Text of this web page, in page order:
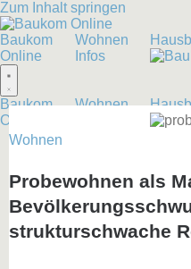
Zum Inhalt springen
Baukom
Online
Wohnen
Infos
Baukom
Online
Wohnen
Wohnen
Probewohnen als
strukturschwache